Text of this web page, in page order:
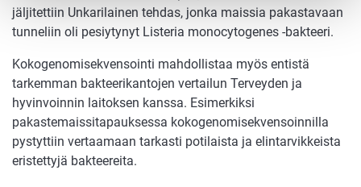
jäljitettiin Unkarilainen tehdas, jonka maissia pakastavaan
tunneliin oli pesiytynyt Listeria monocytogenes -bakteeri.
Kokogenomisekvensointi mahdollistaa myös entistä
tarkemman bakteerikantojen vertailun Terveyden ja
hyvinvoinnin laitoksen kanssa. Esimerkiksi
pakastemaissitapauksessa kokogenomisekvensoinnilla
pystyttiin vertaamaan tarkasti potilaista ja elintarvikkeista
eristettyjä bakteereita.